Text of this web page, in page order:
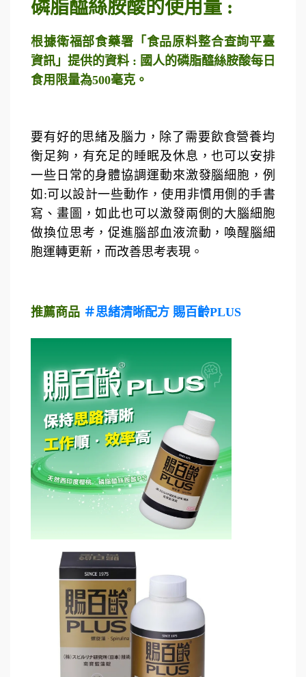
磷脂醯絲胺酸的使用量 :
根據衛福部食藥署「食品原料整合查詢平臺
資訊」提供的資料 : 國人的磷脂醯絲胺酸每日
食用限量為500毫克。
要有好的思緒及腦力，除了需要飲食營養均
衡足夠，有充足的睡眠及休息，也可以安排
一些日常的身體協調運動來激發腦細胞，例
如:可以設計一些動作，使用非慣用側的手書
寫、畫圖，如此也可以激發兩側的大腦細胞
做換位思考，促進腦部血液流動，喚醒腦細
胞運轉更新，而改善思考表現。
推薦商品 ＃思緒清晰配方 賜百齡PLUS